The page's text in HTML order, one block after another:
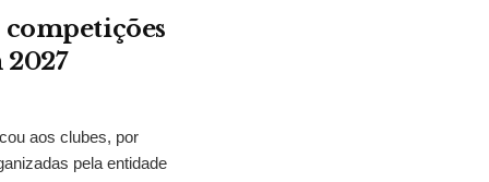
competições
aos clubes, por
pela entidade